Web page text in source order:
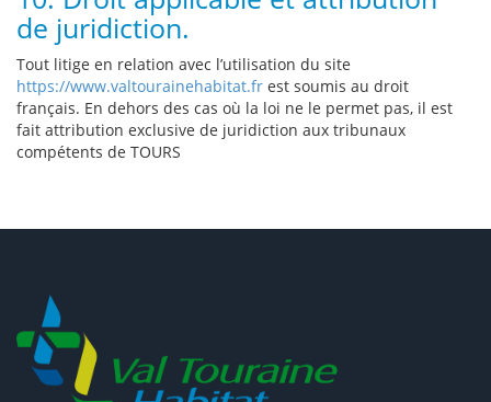
de juridiction.
Tout litige en relation avec l’utilisation du site
https://www.valtourainehabitat.fr est soumis au droit
français. En dehors des cas où la loi ne le permet pas, il est
fait attribution exclusive de juridiction aux tribunaux
compétents de TOURS